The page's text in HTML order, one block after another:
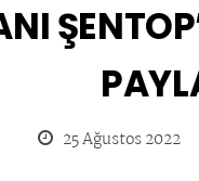
25 Ağustos 2022